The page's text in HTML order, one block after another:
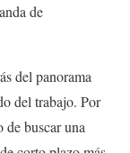
de
del panorama
del trabajo. Por
de buscar una